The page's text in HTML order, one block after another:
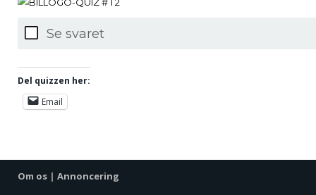
Se svaret
Del quizzen her:
Email
Om os | Annoncering